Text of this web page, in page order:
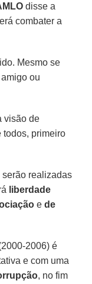
disse a
combater a
Mesmo se
ou
visão de
todos, primeiro
realizadas
liberdade
e de
2006) é
e com uma
, no fim